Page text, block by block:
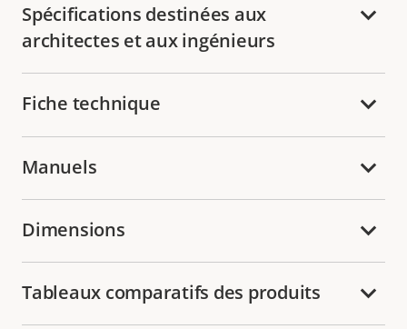
Spécifications destinées aux
architectes et aux ingénieurs
Fiche technique
Manuels
Dimensions
Tableaux comparatifs des produits